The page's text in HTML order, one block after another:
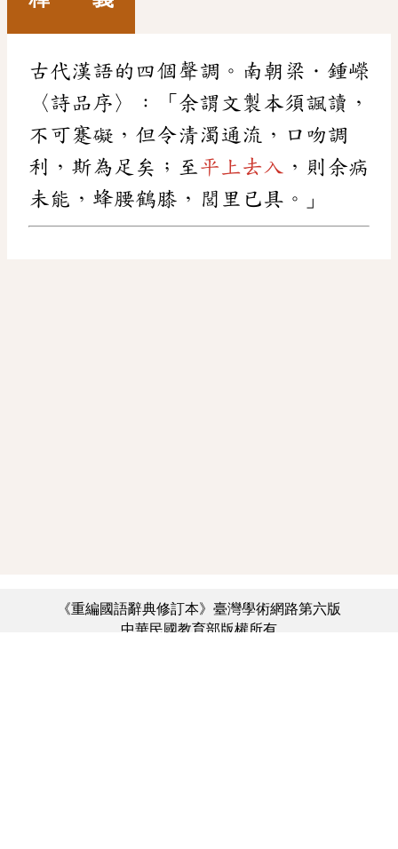
古代漢語的四個聲調。南朝梁．鍾嶸
〈詩品序〉：「余謂文製本須諷讀，
不可蹇礙，但令清濁通流，口吻調
利，斯為足矣；至平上去入 ，則余病
未能，蜂腰鶴膝，閭里已具。」
《重編國語辭典修訂本》臺灣學術網路第六版
中華民國教育部版權所有